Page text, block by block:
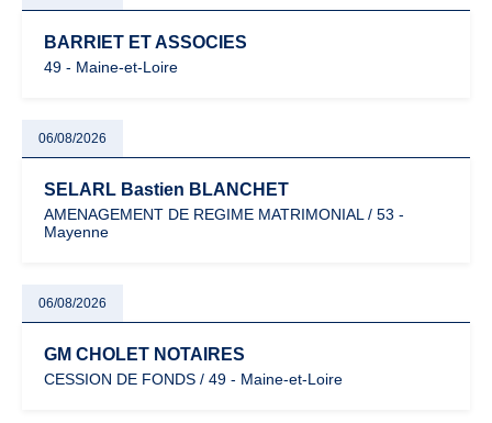
BARRIET ET ASSOCIES
49 - Maine-et-Loire
06/08/2026
SELARL Bastien BLANCHET
AMENAGEMENT DE REGIME MATRIMONIAL / 53 -
Mayenne
06/08/2026
GM CHOLET NOTAIRES
CESSION DE FONDS / 49 - Maine-et-Loire